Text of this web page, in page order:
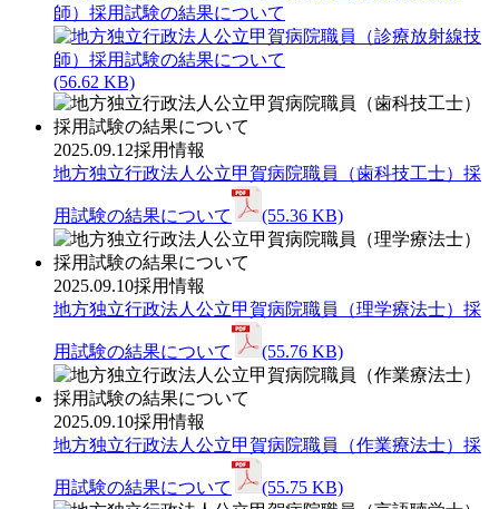
師）採用試験の結果について
(56.62 KB)
2025.09.12採用情報
地方独立行政法人公立甲賀病院職員（歯科技工士）採
用試験の結果について (55.36 KB)
2025.09.10採用情報
地方独立行政法人公立甲賀病院職員（理学療法士）採
用試験の結果について (55.76 KB)
2025.09.10採用情報
地方独立行政法人公立甲賀病院職員（作業療法士）採
用試験の結果について (55.75 KB)